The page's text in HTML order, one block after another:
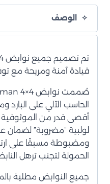
الوصف
قيادة آمنة ومريحة مع
الحاسب الآلي على
أقصى قدر من الموثوقية
لولبية “مضروبة” لضمان
ومضبوطة مسبقًا على
الحمولة لتجنب ترهل
جميع النوابض مطلية